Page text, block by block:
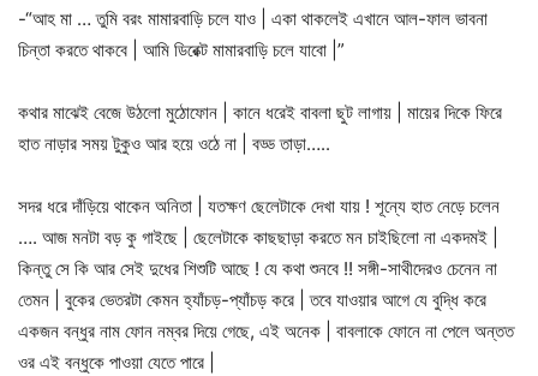
-“আহ মা … তুমি বরং মামারবাড়ি চলে যাও | একা থাকলেই এখানে আল-ফাল ভাবনা
চিন্তা করতে থাকবে | আমি ডিরেক্ট মামারবাড়ি চলে যাবো |”
কথার মাঝেই বেজে উঠলো মুঠোফোন | কানে ধরেই বাবলা ছুট লাগায় | মায়ের দিকে ফিরে
হাত নাড়ার সময় টুকুও আর হয়ে ওঠে না | বড্ড তাড়া…..
সদর ধরে দাঁড়িয়ে থাকেন অনিতা | যতক্ষণ ছেলেটাকে দেখা যায় ! শূন্যে হাত নেড়ে চলেন
…. আজ মনটা বড় কু গাইছে | ছেলেটাকে কাছছাড়া করতে মন চাইছিলো না একদমই |
কিন্তু সে কি আর সেই দুধের শিশুটি আছে ! যে কথা শুনবে !! সঙ্গী-সাথীদেরও চেনেন না
তেমন | বুকের ভেতরটা কেমন হ্যাঁচড়-প্যাঁচড় করে | তবে যাওয়ার আগে যে বুদ্ধি করে
একজন বন্ধুর নাম ফোন নম্বর দিয়ে গেছে, এই অনেক | বাবলাকে ফোনে না পেলে অন্তত
ওর এই বন্ধুকে পাওয়া যেতে পারে |